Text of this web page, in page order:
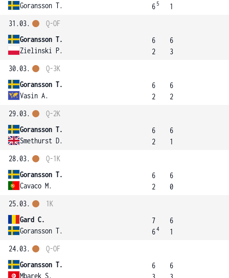
Goransson T.
6 5
1
31.03.
Goransson T.
Zielinski P.
Q-OF
6
2
6
3
30.03.
Goransson T.
Vasin A.
Q-3K
6
2
6
2
29.03.
Goransson T.
Smethurst D.
Q-2K
6
2
6
1
28.03.
Goransson T.
Cavaco M.
Q-1K
6
2
6
0
25.03.
Gard C.
Goransson T.
1K
7
64
6
1
24.03.
Goransson T.
Mbarek S.
Q-OF
6
6